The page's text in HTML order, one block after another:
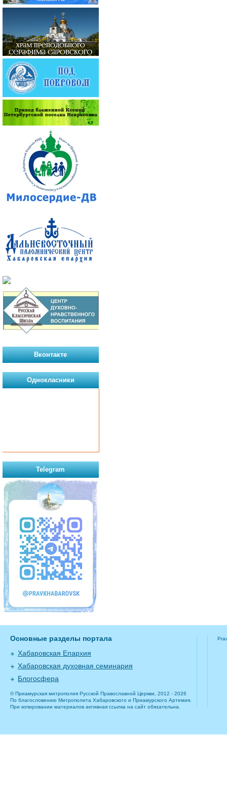
Вконтакте
Однокласники
Telegram
Основные разделы портала
Хабаровская Епархия
Хабаровская духовная семинария
Блогосфера
© Приамурская митрополия Русской Православной Церкви, 2012 - 2026
По благословению Митрополита Хабаровского и Приамурского Артемия.
При копировании материалов активная ссылка на сайт обязательна.